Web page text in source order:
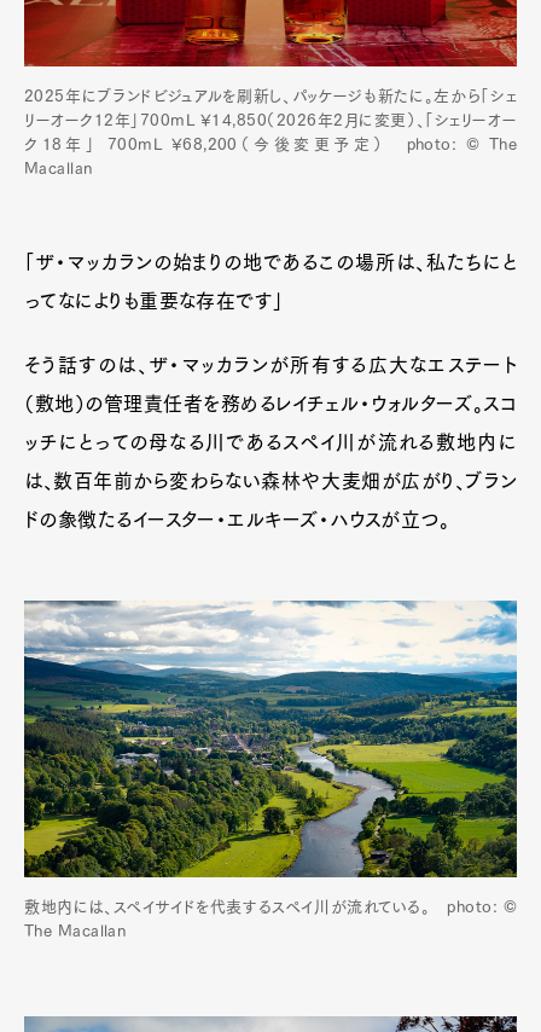
2025年にブランドビジュアルを刷新し、パッケージも新たに。左から「シェ
リーオーク12年」700mL ¥14,850（2026年2月に変更）、「シェリーオー
ク18年」 700mL ¥68,200（今後変更予定） photo: © The
Macallan
「ザ・マッカランの始まりの地であるこの場所は、私たちにと
ってなによりも重要な存在です」
そう話すのは、ザ・マッカランが所有する広大なエステート
（敷地）の管理責任者を務めるレイチェル・ウォルターズ。スコ
ッチにとっての母なる川であるスペイ川が流れる敷地内に
は、数百年前から変わらない森林や大麦畑が広がり、ブラン
ドの象徴たるイースター・エルキーズ・ハウスが立つ。
敷地内には、スペイサイドを代表するスペイ川が流れている。 photo: ©
The Macallan